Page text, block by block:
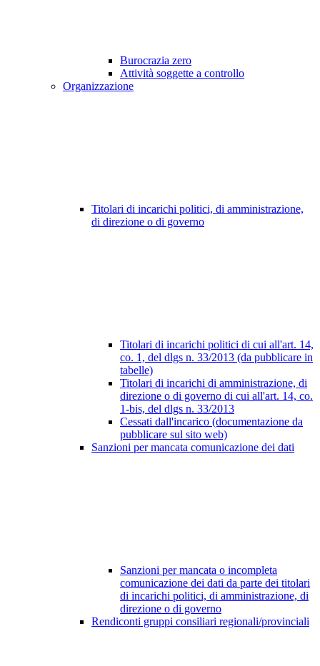
Burocrazia zero
Attività soggette a controllo
Organizzazione
Titolari di incarichi politici, di amministrazione,
di direzione o di governo
Titolari di incarichi politici di cui all'art. 14,
co. 1, del dlgs n. 33/2013 (da pubblicare in
tabelle)
Titolari di incarichi di amministrazione, di
direzione o di governo di cui all'art. 14, co.
1-bis, del dlgs n. 33/2013
Cessati dall'incarico (documentazione da
pubblicare sul sito web)
Sanzioni per mancata comunicazione dei dati
Sanzioni per mancata o incompleta
comunicazione dei dati da parte dei titolari
di incarichi politici, di amministrazione, di
direzione o di governo
Rendiconti gruppi consiliari regionali/provinciali